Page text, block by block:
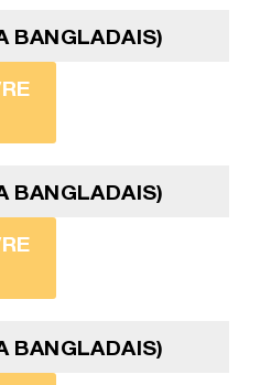
BANGLADAIS)
BANGLADAIS)
BANGLADAIS)